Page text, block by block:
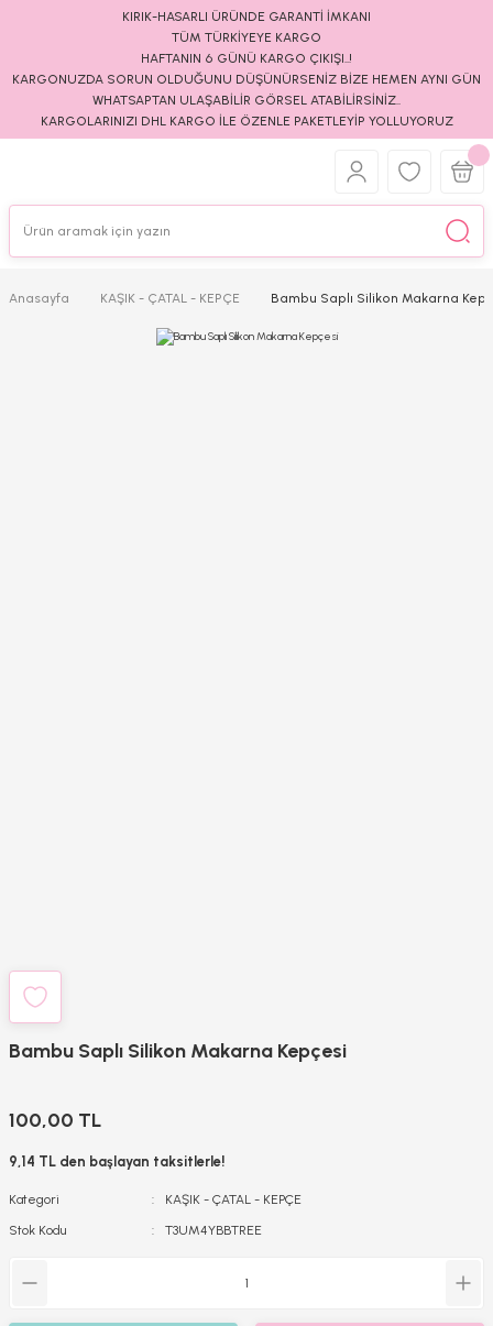
KIRIK-HASARLI ÜRÜNDE GARANTİ İMKANI
TÜM TÜRKİYEYE KARGO
HAFTANIN 6 GÜNÜ KARGO ÇIKIŞI..!
KARGONUZDA SORUN OLDUĞUNU DÜŞÜNÜRSENİZ BİZE HEMEN AYNI GÜN
WHATSAPTAN ULAŞABİLİR GÖRSEL ATABİLİRSİNİZ..
KARGOLARINIZI DHL KARGO İLE ÖZENLE PAKETLEYİP YOLLUYORUZ
Anasayfa KAŞIK - ÇATAL - KEPÇE Bambu Saplı Silikon Makarna
Bambu Saplı Silikon Makarna Kepçesi
100,00 TL
9,14 TL den başlayan taksitlerle!
Kategori
KAŞIK - ÇATAL - KEPÇE
Stok Kodu
T3UM4YBBTREE